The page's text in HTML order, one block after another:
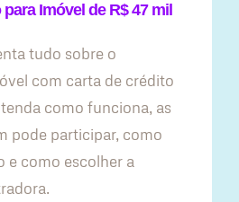
Imóvel de R$ 47 mil
tudo sobre o
com carta de crédito
como funciona, as
pode participar, como
e como escolher a